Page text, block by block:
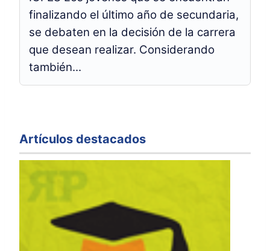
finalizando el último año de secundaria,
se debaten en la decisión de la carrera
que desean realizar. Considerando
también...
Artículos destacados